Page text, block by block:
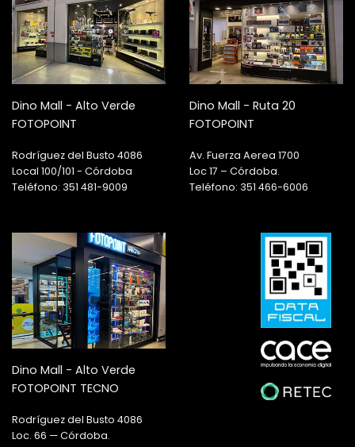
Dino Mall - Alto Verde
FOTOPOINT
Rodríguez del Busto 4086
Local 100/101 - Córdoba
Teléfono: 351 481-9009
Dino Mall - Ruta 20
FOTOPOINT
Av. Fuerza Aerea 1700
Loc 17 – Córdoba.
Teléfono: 351 466-6006
Dino Mall - Alto Verde
FOTOPOINT TECNO
Rodríguez del Busto 4086
Loc. 66 — Córdoba.